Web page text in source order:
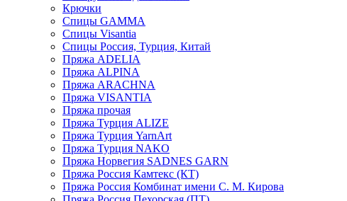
Крючки
Спицы GAMMA
Спицы Visantia
Спицы Россия, Турция, Китай
Пряжа ADELIA
Пряжа ALPINA
Пряжа ARACHNA
Пряжа VISANTIA
Пряжа прочая
Пряжа Турция ALIZE
Пряжа Турция YarnArt
Пряжа Турция NAKO
Пряжа Норвегия SADNES GARN
Пряжа Россия Камтекс (КТ)
Пряжа Россия Комбинат имени С. М. Кирова